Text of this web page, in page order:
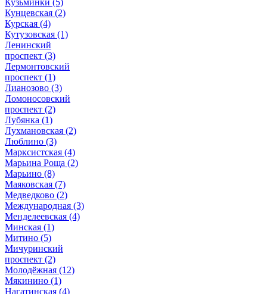
Кунцевская (2)
Курская (4)
Кутузовская (1)
Ленинский
проспект (3)
Лермонтовский
проспект (1)
Лианозово (3)
Ломоносовский
проспект (2)
Лубянка (1)
Лухмановская (2)
Люблино (3)
Марксистская (4)
Марьина Роща (2)
Марьино (8)
Маяковская (7)
Медведково (2)
Международная (3)
Менделеевская (4)
Минская (1)
Митино (5)
Мичуринский
проспект (2)
Молодёжная (12)
Мякинино (1)
Нагатинская (4)